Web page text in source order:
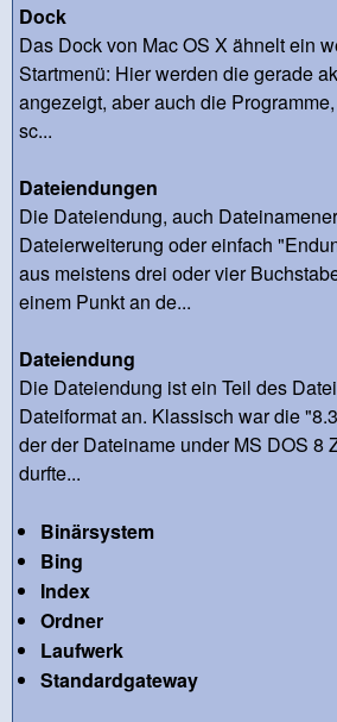
Dock
Das Dock von Mac OS X ähnelt ein
Startmenü: Hier werden die gerade
angezeigt, aber auch die
sc...
Dateiendungen
Die Dateiendung, auch
Dateierweiterung oder einfach
aus meistens drei oder vier
einem Punkt an de...
Dateiendung
Die Dateiendung ist ein Teil des
Dateiformat an. Klassisch war die
der der Dateiname under MS DOS 8
durfte...
Binärsystem
Bing
Index
Ordner
Laufwerk
Standardgateway